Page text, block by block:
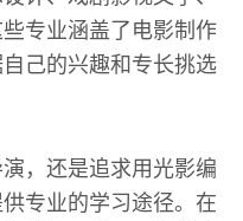
专业涵盖了电影制作
己的兴趣和专长挑选
，还是追求用光影编
专业的学习途径。在